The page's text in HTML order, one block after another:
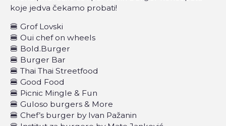
koje jedva čekamo probati!
🍔 Grof Lovski
🍔 Oui chef on wheels
🍔 Bold.Burger
🍔 Burger Bar
🍔 Thai Thai Streetfood
🍔 Good Food
🍔 Picnic Mingle & Fun
🍔 Guloso burgers & More
🍔 Chef’s burger by Ivan Pažanin